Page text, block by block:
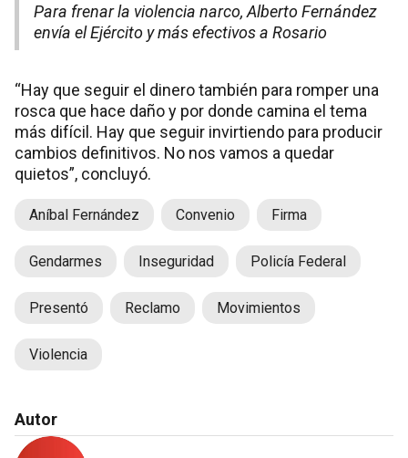
Para frenar la violencia narco, Alberto Fernández
envía el Ejército y más efectivos a Rosario
“Hay que seguir el dinero también para romper una
rosca que hace daño y por donde camina el tema
más difícil. Hay que seguir invirtiendo para producir
cambios definitivos. No nos vamos a quedar
quietos”, concluyó.
Aníbal Fernández Convenio Firma
Gendarmes Inseguridad Policía Federal
Presentó Reclamo Movimientos
Violencia
Autor